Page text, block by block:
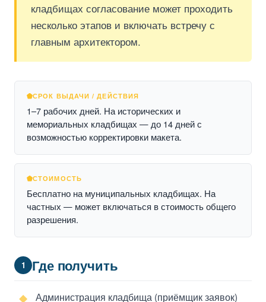
кладбищах согласование может проходить
несколько этапов и включать встречу с
главным архитектором.
СРОК ВЫДАЧИ / ДЕЙСТВИЯ
1–7 рабочих дней. На исторических и
мемориальных кладбищах — до 14 дней с
возможностью корректировки макета.
СТОИМОСТЬ
Бесплатно на муниципальных кладбищах. На
частных — может включаться в стоимость общего
разрешения.
1 Где получить
Администрация кладбища (приёмщик заявок)